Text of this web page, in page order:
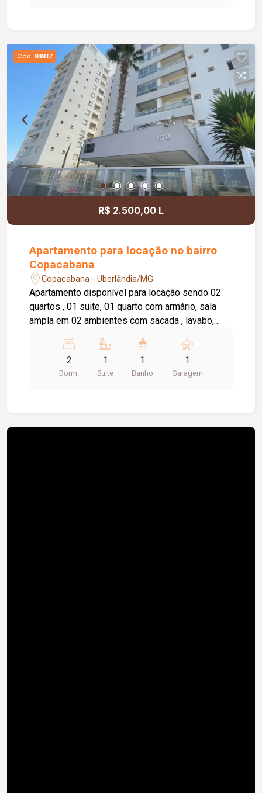
playground, academia, salão de festas, piscina e
quadra esportiva.
Cód. 84837
R$ 2.500,00 L
Apartamento para locação no bairro
Copacabana
Copacabana - Uberlândia/MG
Apartamento disponível para locação sendo 02
quartos , 01 suite, 01 quarto com armário, sala
ampla em 02 ambientes com sacada , lavabo,
social com box e armário, elevador privativo, 01
vaga de garagem, portaria 24 horas,
brinquedoteca, salão de festas.
2
Dorm.
1
Suite
1
Banho
1
Garagem